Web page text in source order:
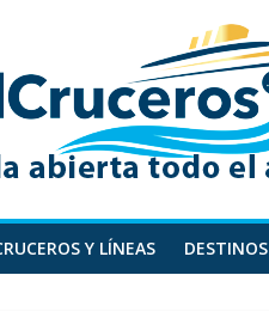
Y LÍNEAS DESTINOS